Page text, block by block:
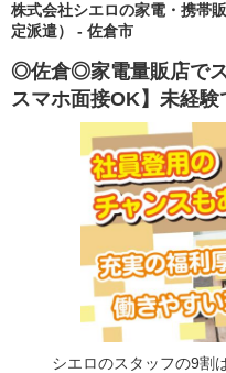
株式会社シエロの家電・携帯
定派遣） - 佐倉市
◎佐倉◎家電量販店で
スマホ面接OK】未経験
シエロのスタッフの9割